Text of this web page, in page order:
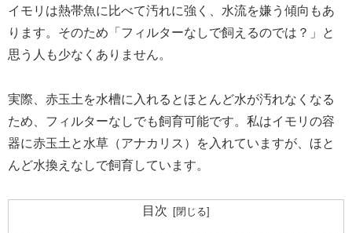
イモリは熱帯魚に比べて汚れに強く、水流を嫌う傾向もあ
ります。そのため「フィルターなしで飼えるのでは？」と
思う人も少なくありません。
実際、赤玉土を水槽に入れるとほとんど水が汚れなくなる
ため、フィルターなしでも飼育可能です。私はイモリの容
器に赤玉土と水草（アナカリス）を入れていますが、ほと
んど水換えなしで飼育しています。
目次